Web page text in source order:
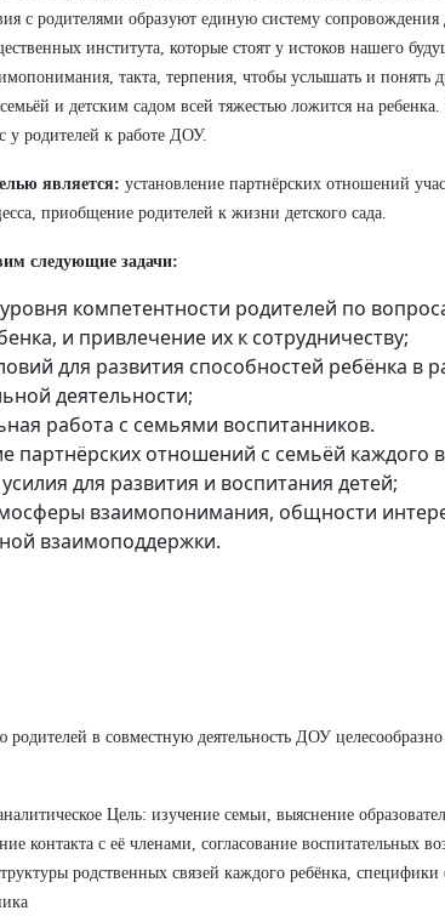
с родителями образуют единую систему
института, которые стоят у истоков нашего
такта, терпения, чтобы услышать и понять
и детским садом всей тяжестью ложится на ребенка.
у родителей к работе ДОУ.
является: установление партнёрских отношений
приобщение родителей к жизни детского сада.
следующие задачи:
компетентности родителей по
и привлечение их к сотрудничеству;
для развития способностей ребёнка в
деятельности;
работа с семьями воспитанников.
партнёрских отношений с семьёй каждого
для развития и воспитания детей;
взаимопонимания, общности
взаимоподдержки.
родителей в совместную деятельность ДОУ
Цель: изучение семьи, выяснение
контакта с её членами, согласование воспитательных
родственных связей каждого ребёнка,